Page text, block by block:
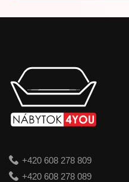
+420 608 278 809
+420 608 278 089